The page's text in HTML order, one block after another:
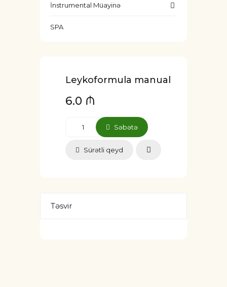
İnstrumental Müayinə
SPA
Leykoformula manual
6.0 ₼
Səbətə
Sürətli qeyd
Təsvir